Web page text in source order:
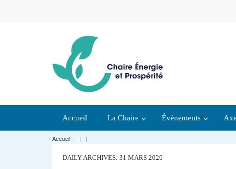
Accueil La Chaire Évènements
Accueil | | |
DAILY ARCHIVES: 31 MARS 2020